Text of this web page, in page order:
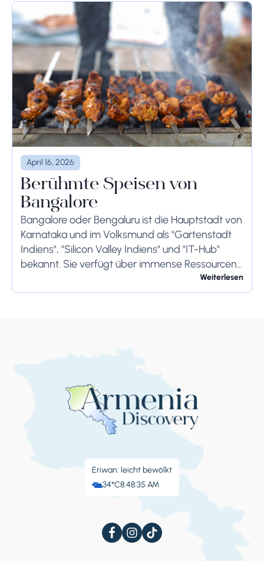
April 16, 2026
Berühmte Speisen von
Bangalore
Bangalore oder Bengaluru ist die Hauptstadt von
Karnataka und im Volksmund als "Gartenstadt
Indiens", "Silicon Valley Indiens" und "IT-Hub"
bekannt. Sie verfügt über immense Ressourcen
und bietet ihren Bewohnern so viel. Bangalore ist
berühmt für seine...
Weiterlesen
Eriwan: leicht bewölkt
34°C8:48:36 AM